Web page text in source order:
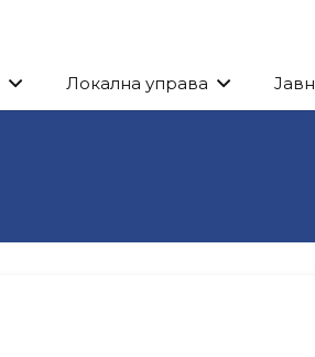
Локална управа